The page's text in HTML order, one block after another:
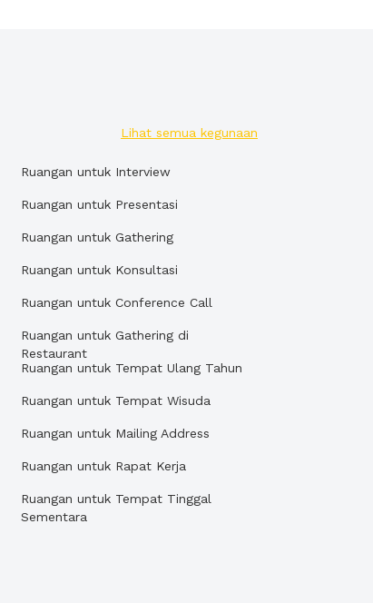
Lihat semua kegunaan
Ruangan untuk Interview
Ruangan untuk Presentasi
Ruangan untuk Gathering
Ruangan untuk Konsultasi
Ruangan untuk Conference Call
Ruangan untuk Gathering di
Restaurant
Ruangan untuk Tempat Ulang Tahun
Ruangan untuk Tempat Wisuda
Ruangan untuk Mailing Address
Ruangan untuk Rapat Kerja
Ruangan untuk Tempat Tinggal
Sementara